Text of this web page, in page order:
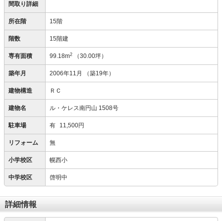
間取り詳細
所在階 15階
階数 15階建
専有面積 99.18m2 （30.00坪）
築年月 2006年11月 （築19年）
建物構造 ＲＣ
建物名 ル・ケレス南円山 1508号
駐車場 有 11,500円
リフォーム 無
小学校区 幌西小
中学校区 啓明中
詳細情報